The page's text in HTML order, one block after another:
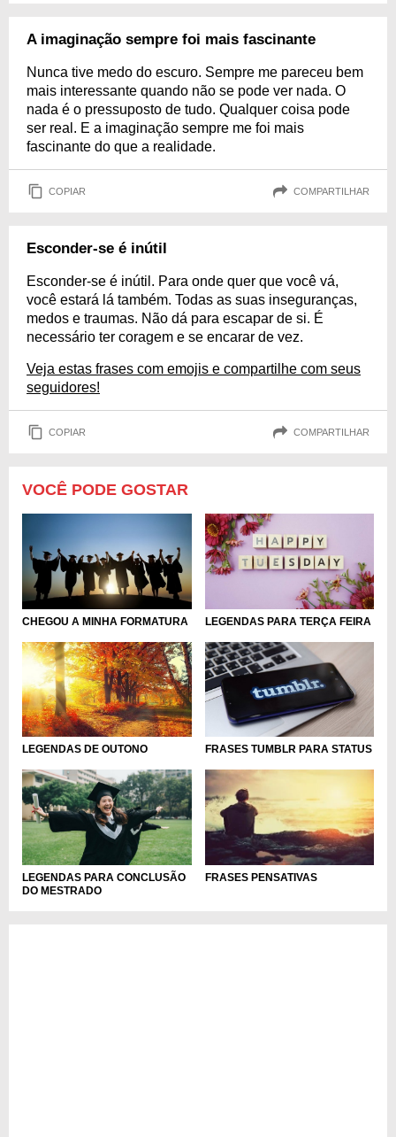
A imaginação sempre foi mais fascinante
Nunca tive medo do escuro. Sempre me pareceu bem
mais interessante quando não se pode ver nada. O
nada é o pressuposto de tudo. Qualquer coisa pode
ser real. E a imaginação sempre me foi mais
fascinante do que a realidade.
COPIAR COMPARTILHAR
Esconder-se é inútil
Esconder-se é inútil. Para onde quer que você vá,
você estará lá também. Todas as suas inseguranças,
medos e traumas. Não dá para escapar de si. É
necessário ter coragem e se encarar de vez.
Veja estas frases com emojis e compartilhe com seus
seguidores!
COPIAR COMPARTILHAR
VOCÊ PODE GOSTAR
CHEGOU A MINHA FORMATURA LEGENDAS PARA TERÇA FEIRA
LEGENDAS DE OUTONO FRASES TUMBLR PARA STATUS
LEGENDAS PARA CONCLUSÃO
DO MESTRADO
FRASES PENSATIVAS